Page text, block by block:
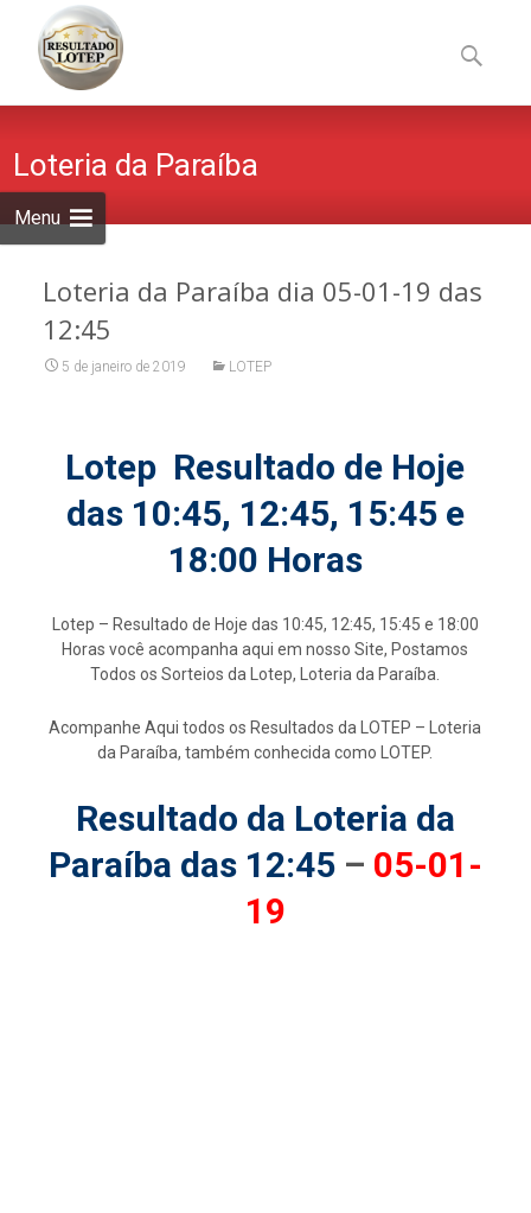
Menu
to
content
por:
Loteria da Paraíba
Loteria da Paraíba dia 05-01-19 das
12:45
5 de janeiro de 2019 LOTEP
Lotep Resultado de Hoje
das 10:45, 12:45, 15:45 e
18:00 Horas
Lotep – Resultado de Hoje das 10:45, 12:45, 15:45 e 18:00
Horas você acompanha aqui em nosso Site, Postamos
Todos os Sorteios da Lotep, Loteria da Paraíba.
Acompanhe Aqui todos os Resultados da LOTEP – Loteria
da Paraíba, também conhecida como LOTEP.
Resultado da Loteria da
Paraíba das 12:45– 05-01-
19